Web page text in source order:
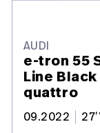
AUDI
e-tron 55
Line
quattro
09.2022